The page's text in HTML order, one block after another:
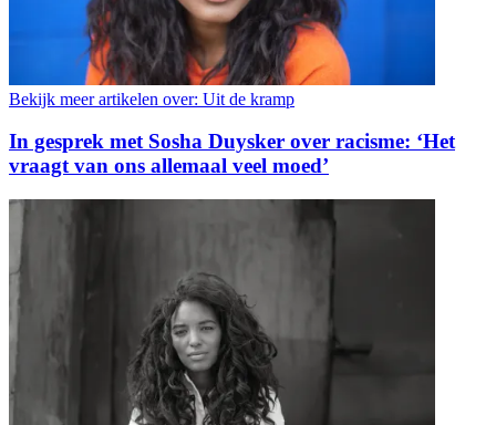
Bekijk meer artikelen over: Uit de kramp
In gesprek met Sosha Duysker over racisme: ‘Het
vraagt van ons allemaal veel moed’